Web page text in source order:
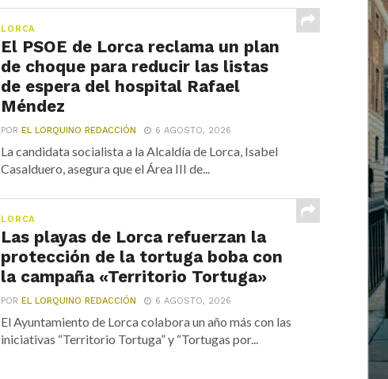
LORCA
El PSOE de Lorca reclama un plan
de choque para reducir las listas
de espera del hospital Rafael
Méndez
POREL LORQUINO REDACCIÓN 6 AGOSTO, 2026
La candidata socialista a la Alcaldía de Lorca, Isabel
Casalduero, asegura que el Área III de...
LORCA
Las playas de Lorca refuerzan la
protección de la tortuga boba con
la campaña «Territorio Tortuga»
POREL LORQUINO REDACCIÓN 6 AGOSTO, 2026
El Ayuntamiento de Lorca colabora un año más con las
iniciativas “Territorio Tortuga” y “Tortugas por...